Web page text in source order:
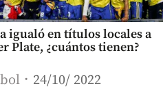
igualó en títulos locales a
Plate, ¿cuántos tienen?
24/10/ 2022